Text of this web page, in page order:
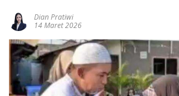
Dian Pratiwi
14 Maret 2026